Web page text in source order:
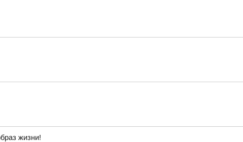
жизни!